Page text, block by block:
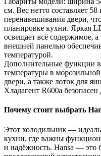
см. Вес нетто составляет
перенавешивания двери,
планировке кухни. Яркая
освещает всё содержимое,
внешней панелью
температурой.
Дополнительные функции
температуры в
двери, а также лоток для
Хладагент R600a
Почему стоит выбрать
Этот холодильник —
кухни, где важны
и надёжность. Hansa — это